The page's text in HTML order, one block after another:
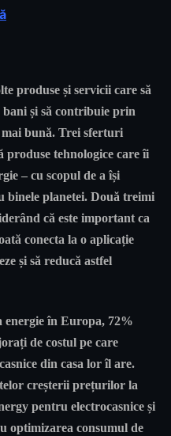
produse și servicii care să
bani și să contribuie prin
bună. Trei sferturi
tehnologice care îi
– cu scopul de a își
binele planetei. Două treimi
că este important ca
conecta la o aplicație
și să reducă astfel
în Europa, 72%
de costul pe care
din casa lor îl are.
creșterii prețurilor la
pentru electrocasnice și
optimizarea consumul de